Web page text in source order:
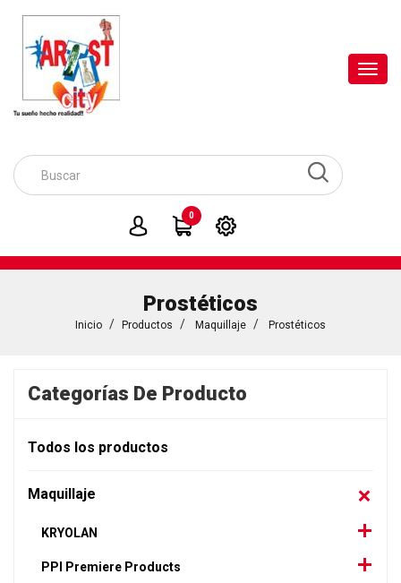
0
Prostéticos
Inicio Productos Maquillaje Prostéticos
Categorías De Producto
Todos los productos
Maquillaje
KRYOLAN
PPI Premiere Products